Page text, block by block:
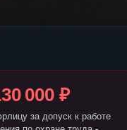
000 ₽
за допуск к работе